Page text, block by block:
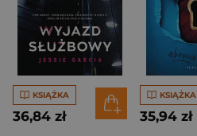
KSIĄŻKA
36,84 zł
KSIĄŻKA
35,94 zł